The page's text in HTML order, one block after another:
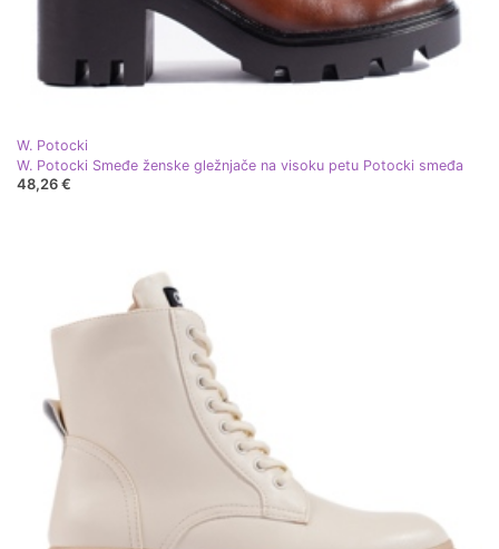
W. Potocki
W. Potocki Smeđe ženske gležnjače na visoku petu Potocki smeđa
48,26 €